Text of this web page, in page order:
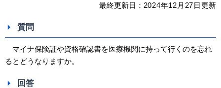
最終更新日： 2024年12 月27日更新
質問
マイナ保険証や資格確認書を医療機関に持って行くのを忘れ
るとどうなりますか。
回答